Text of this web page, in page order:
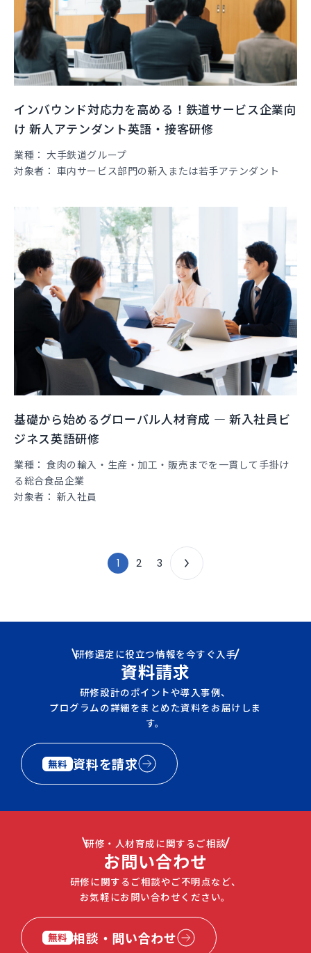
インバウンド対応力を高める！鉄道サービス企業向
け 新人アテンダント英語・接客研修
業種
大手鉄道グループ
対象者
車内サービス部門の新入または若手アテンダント
基礎から始めるグローバル人材育成 ― 新入社員ビ
ジネス英語研修
業種
食肉の輸入・生産・加工・販売までを一貫して手掛け
る総合食品企業
対象者
新入社員
1 2 3
研修選定に役立つ情報を今すぐ入手
資料請求
研修設計のポイントや導入事例、
プログラムの詳細をまとめた資料をお届けしま
す。
無料 資料を請求
研修・人材育成に関するご相談
お問い合わせ
研修に関するご相談やご不明点など、
お気軽にお問い合わせください。
無料 相談・問い合わせ